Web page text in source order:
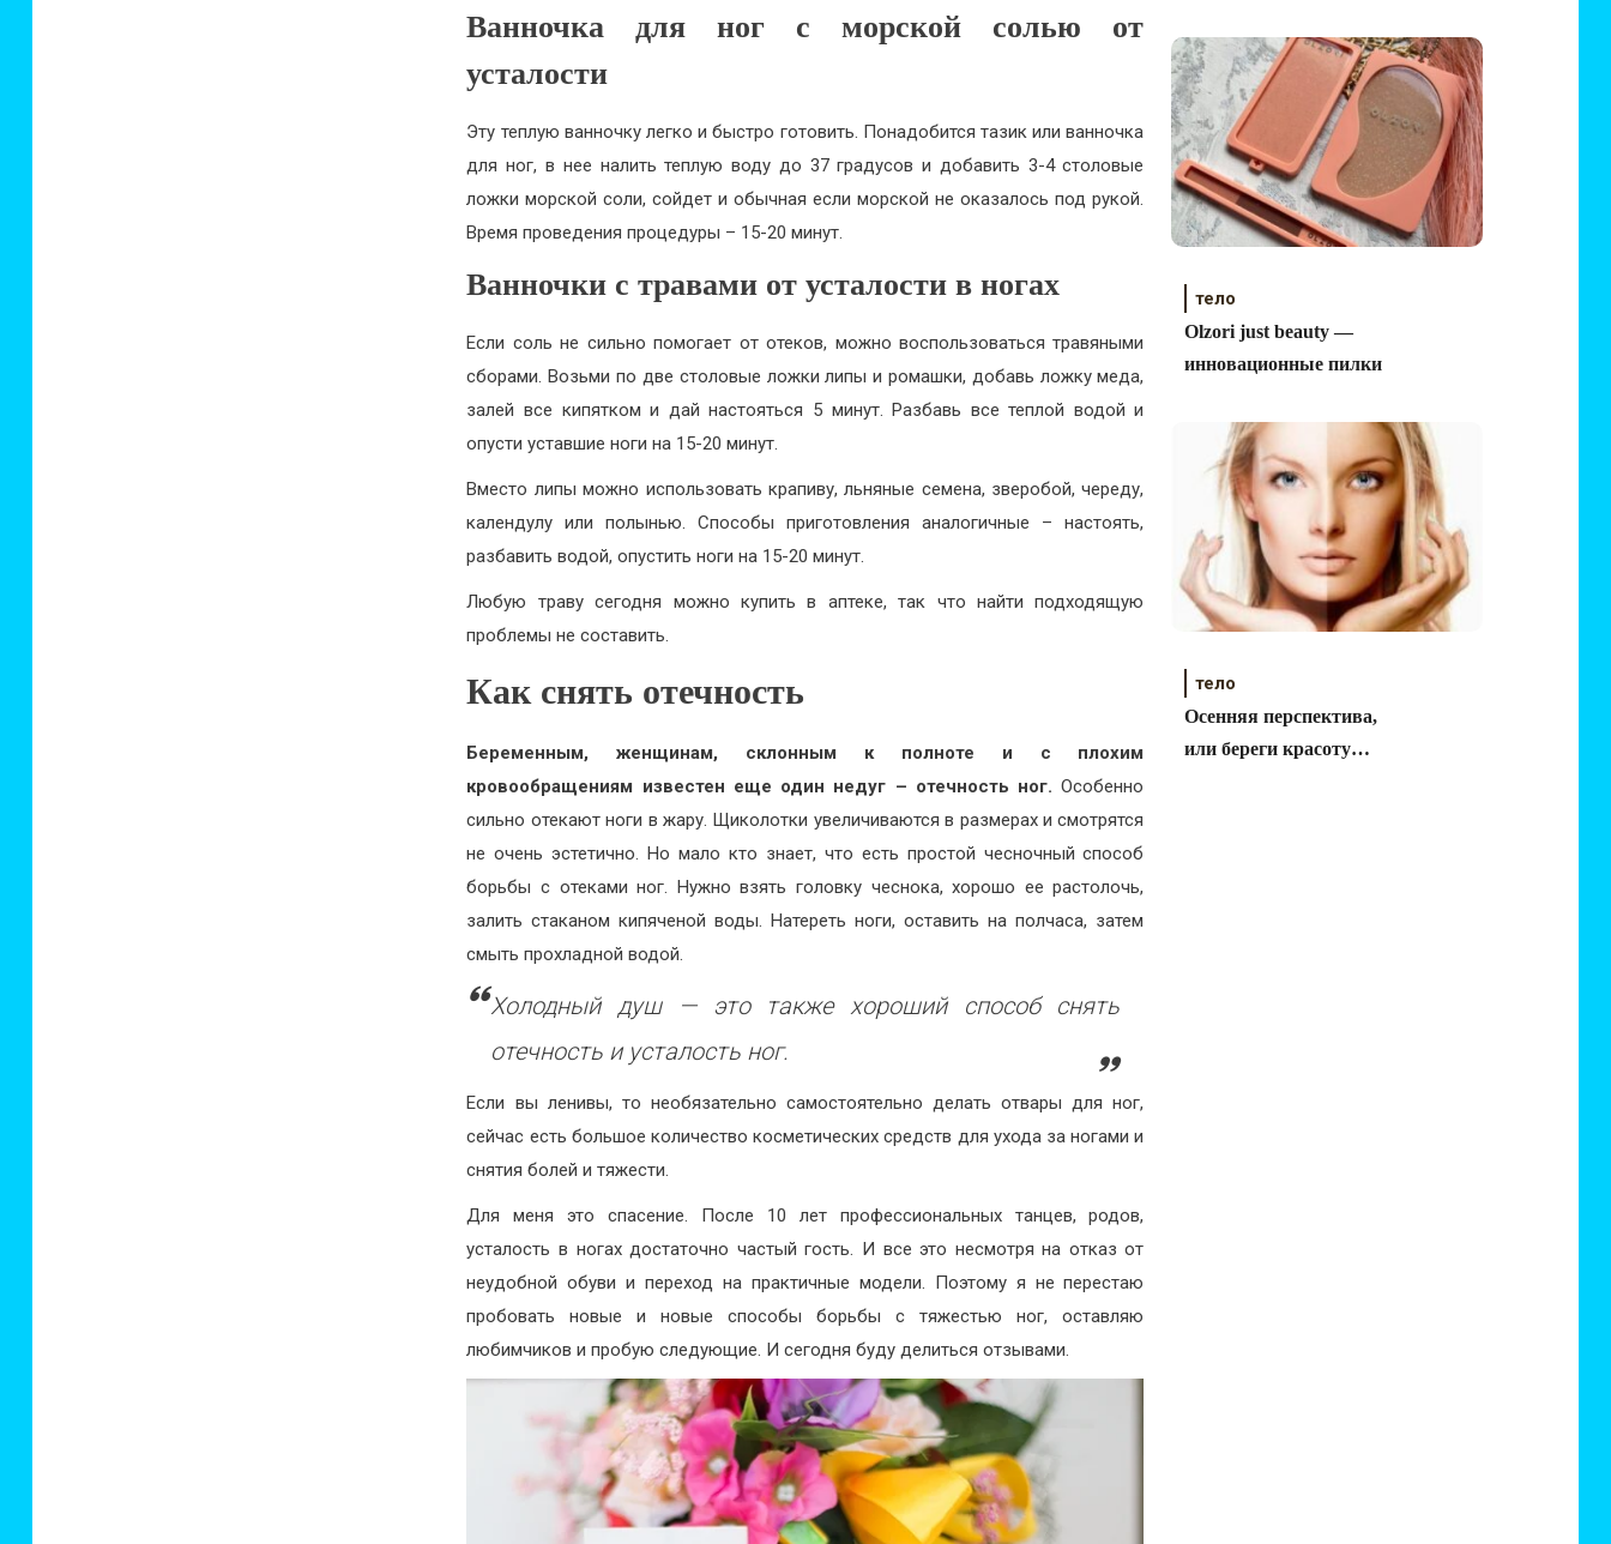
Ванночка для ног с морской солью от
усталости
Эту теплую ванночку легко и быстро готовить. Понадобится тазик или ванночка
для ног, в нее налить теплую воду до 37 градусов и добавить 3-4 столовые
ложки морской соли, сойдет и обычная если морской не оказалось под рукой.
Время проведения процедуры – 15-20 минут.
Ванночки с травами от усталости в ногах
Если соль не сильно помогает от отеков, можно воспользоваться травяными
сборами. Возьми по две столовые ложки липы и ромашки, добавь ложку меда,
залей все кипятком и дай настояться 5 минут. Разбавь все теплой водой и
опусти уставшие ноги на 15-20 минут.
Вместо липы можно использовать крапиву, льняные семена, зверобой, череду,
календулу или полынью. Способы приготовления аналогичные – настоять,
разбавить водой, опустить ноги на 15-20 минут.
Любую траву сегодня можно купить в аптеке, так что найти подходящую
проблемы не составить.
Как снять отечность
Беременным, женщинам, склонным к полноте и с плохим
кровообращениям известен еще один недуг – отечность ног. Особенно
сильно отекают ноги в жару. Щиколотки увеличиваются в размерах и смотрятся
не очень эстетично. Но мало кто знает, что есть простой чесночный способ
борьбы с отеками ног. Нужно взять головку чеснока, хорошо ее растолочь,
залить стаканом кипяченой воды. Натереть ноги, оставить на полчаса, затем
смыть прохладной водой.
Холодный душ — это также хороший способ снять
отечность и усталость ног.
Если вы ленивы, то необязательно самостоятельно делать отвары для ног,
сейчас есть большое количество косметических средств для ухода за ногами и
снятия болей и тяжести.
Для меня это спасение. После 10 лет профессиональных танцев, родов,
усталость в ногах достаточно частый гость. И все это несмотря на отказ от
неудобной обуви и переход на практичные модели. Поэтому я не перестаю
пробовать новые и новые способы борьбы с тяжестью ног, оставляю
любимчиков и пробую следующие. И сегодня буду делиться отзывами.
тело
Olzori just beauty —
инновационные пилки
тело
Осенняя перспектива,
или береги красоту